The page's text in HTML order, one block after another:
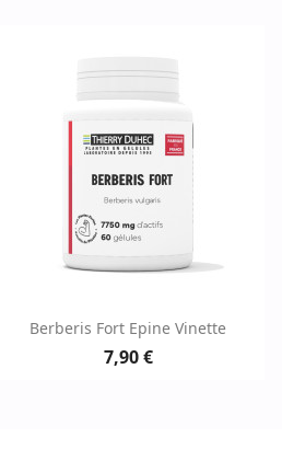
Aperçu rapide
Berberis Fort Epine Vinette
7,90 €